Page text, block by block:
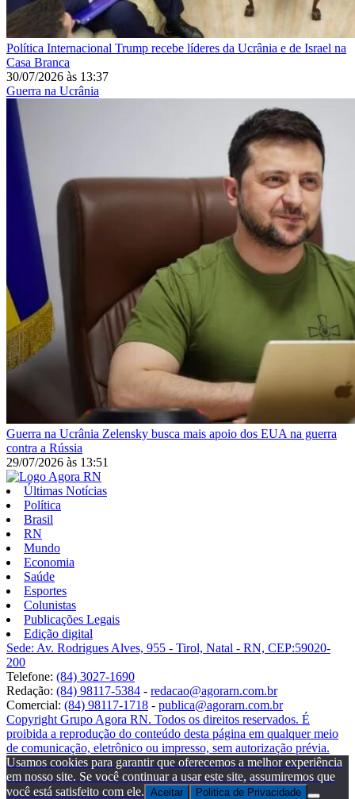
Política Internacional Trump recebe líderes da Ucrânia e de Israel na
Casa Branca
30/07/2026 às 13:37
Guerra na Ucrânia
Guerra na Ucrânia Zelensky busca mais apoio dos EUA na guerra
contra a Rússia
29/07/2026 às 13:51
Últimas Notícias
Política
Brasil
RN
Mundo
Economia
Saúde
Esportes
Colunistas
Publicações Legais
Edição digital
Sede: Av. Rodrigues Alves, 955 - Tirol, Natal - RN, CEP:59020-
200
Telefone: (84) 3027-1690
Redação: (84) 98117-5384 - redacao@agorarn.com.br
Comercial: (84) 98117-1718 - publica@agorarn.com.br
Copyright Grupo Agora RN. Todos os direitos reservados. É
proibida a reprodução do conteúdo desta página em qualquer meio
de comunicação, eletrônico ou impresso, sem autorização prévia.
Usamos cookies para garantir que oferecemos a melhor experiência
em nosso site. Se você continuar a usar este site, assumiremos que
você está satisfeito com ele. Aceitar Politica de Privacidade